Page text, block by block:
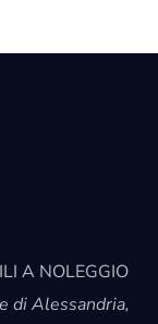
A NOLEGGIO
di Alessandria,